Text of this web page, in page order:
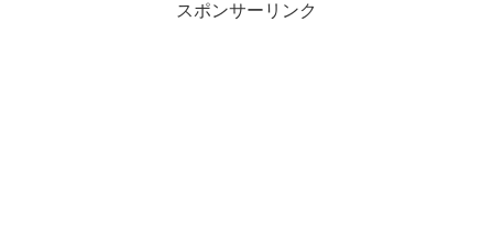
スポンサーリンク